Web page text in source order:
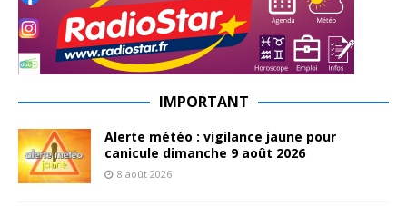
IMPORTANT
Alerte météo : vigilance jaune pour
canicule dimanche 9 août 2026
8 août 2026